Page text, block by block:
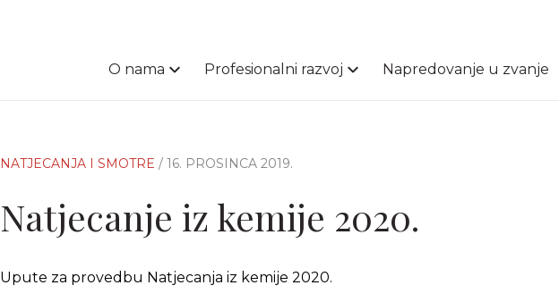
O nama Profesionalni razvoj Napredovanje u zvanje
NATJECANJA I SMOTRE / 16. PROSINCA 2019.
Natjecanje iz kemije 2020.
Upute za provedbu Natjecanja iz kemije 2020.